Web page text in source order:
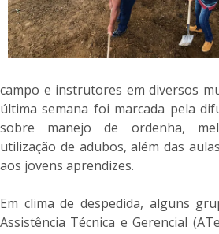
campo e instrutores em diversos
última semana foi marcada pela
sobre manejo de ordenha,
utilização de adubos, além das
aos jovens aprendizes.
Em clima de despedida, alguns
Assistência Técnica e Gerencial